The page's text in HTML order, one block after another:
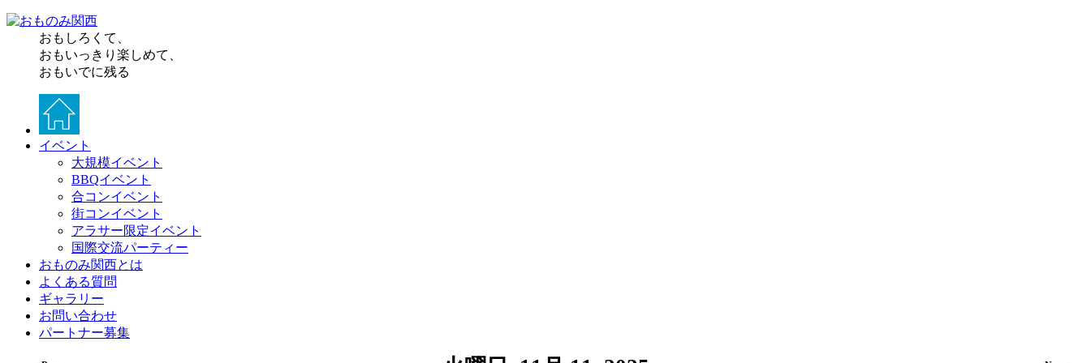
おもしろくて、
おもいっきり楽しめて、
おもいでに残る
イベント
大規模イベント
BBQイベント
合コンイベント
街コンイベント
アラサー限定イベント
国際交流パーティー
おものみ関西とは
よくある質問
ギャラリー
お問い合わせ
パートナー募集